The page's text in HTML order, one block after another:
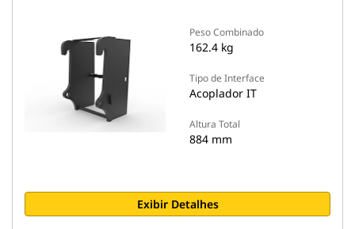
Peso Combinado
162.4 kg
Tipo de Interface
Acoplador IT
Altura Total
884 mm
Exibir Detalhes